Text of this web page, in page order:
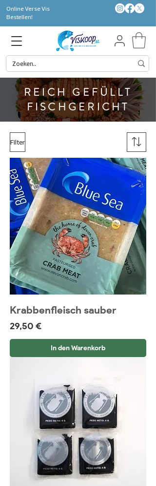
Online Verse Vis
Bestellen!
REICH GEFÜLLT
FISCHGERICHT
Filter
Krabbenfleisch sauber
Preis
29,50 €
In den Warenkorb